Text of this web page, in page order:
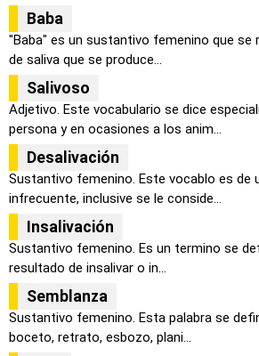
Baba
"Baba" es un sustantivo femenino que se
de saliva que se produce...
Salivoso
Adjetivo. Este vocabulario se dice
persona y en ocasiones a los anim...
Desalivación
Sustantivo femenino. Este vocablo es de
infrecuente, inclusive se le conside...
Insalivación
Sustantivo femenino. Es un termino se
resultado de insalivar o in...
Semblanza
Sustantivo femenino. Esta palabra se
boceto, retrato, esbozo, plani...